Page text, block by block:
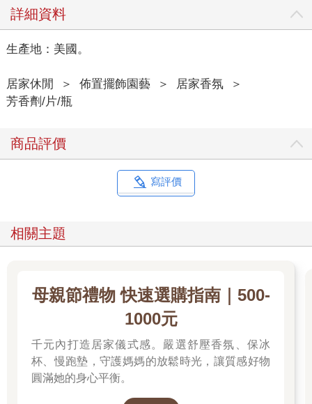
詳細資料
生產地：美國。
居家休閒 ＞ 佈置擺飾園藝 ＞ 居家香氛
＞
芳香劑/片/瓶
商品評價
寫評價
相關主題
母親節禮物 快速選購指南｜500-
1000元
千元內打造居家儀式感。嚴選舒壓香氛、保冰
杯、慢跑墊，守護媽媽的放鬆時光，讓質感好物
圓滿她的身心平衡。